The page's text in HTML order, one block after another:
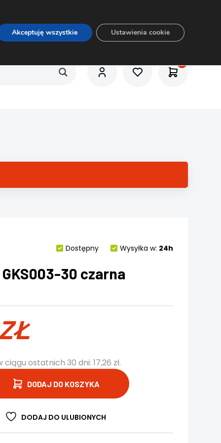
Dostępny Wysyłka w: 24h
GKS003-30 czarna
ZŁ
ciągu ostatnich 30 dni: 17,26 zł.
DODAJ DO KOSZYKA
DODAJ DO ULUBIONYCH
Akceptuję wszystkie Ustawienia cookie